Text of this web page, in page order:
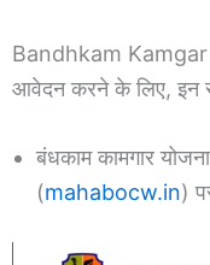
Bandhkam
आवेदन करने के लिए, इन
बंधकाम कामगार
(mahabocw.in)